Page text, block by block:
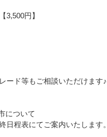
3,500円】
ード等もご相談いただけます♪
について
日程表にてご案内いたします。